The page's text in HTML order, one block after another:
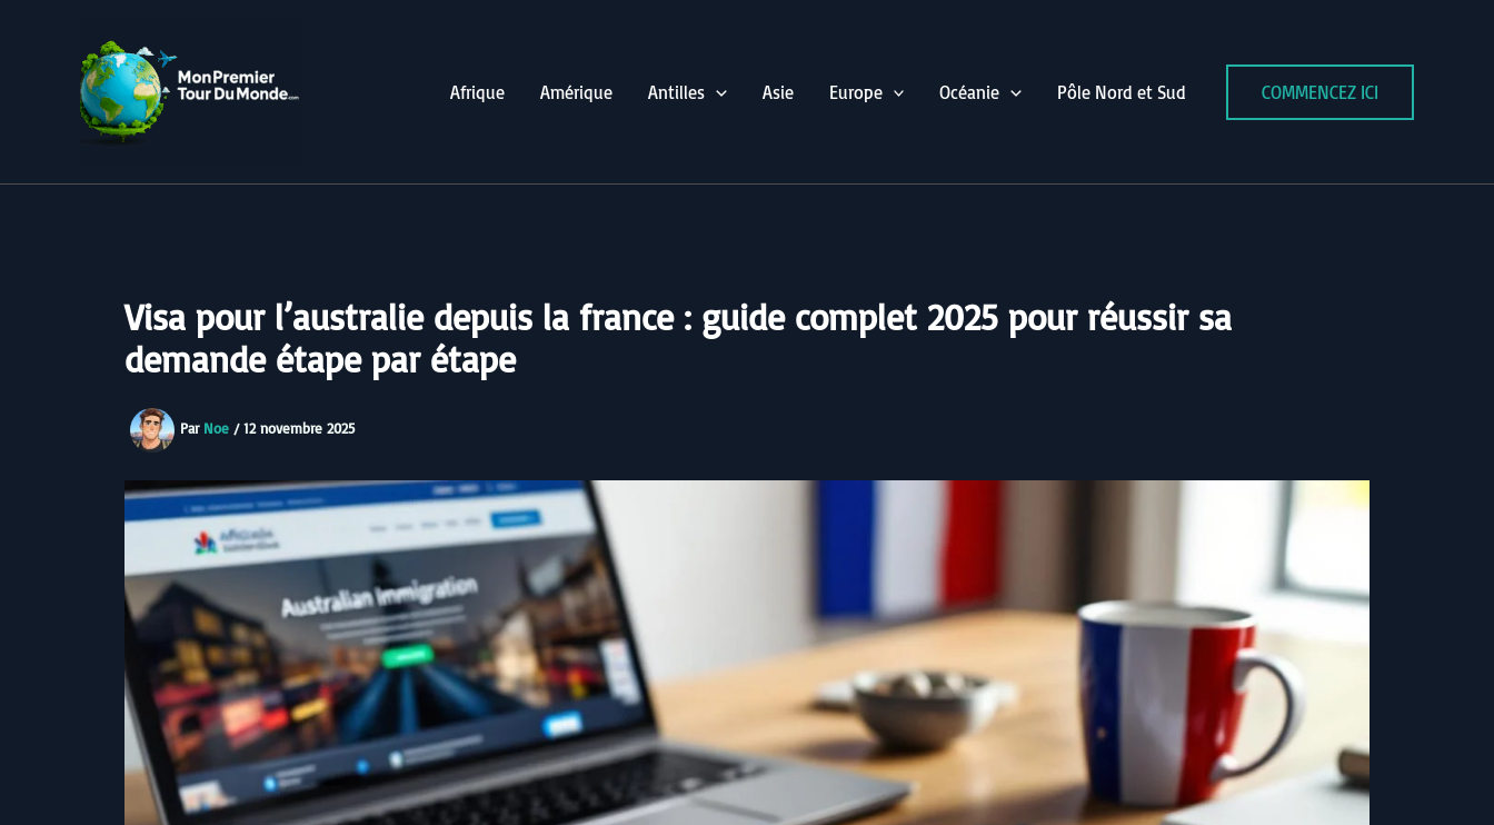
Afrique
Amérique Antilles Asie Europe Océanie Pôle Nord et Sud COMMENCEZ ICI
Visa pour l’australie depuis la france : guide complet 2025 pour réussir sa
demande étape par étape
Par Noe /12 novembre 2025